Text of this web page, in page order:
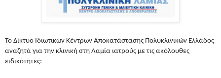
Το Δίκτυο Ιδιωτικών Κέντρων Αποκατάστασης Πολυκλινικών Ελλάδος
αναζητά για την κλινική στη Λαμία ιατρούς με τις ακόλουθες
ειδικότητες: